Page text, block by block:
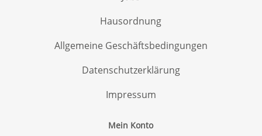
Hausordnung
Allgemeine Geschäftsbedingungen
Datenschutzerklärung
Impressum
Mein Konto